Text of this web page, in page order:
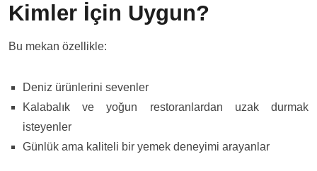
Kimler İçin Uygun?
Bu mekan özellikle:
Deniz ürünlerini sevenler
Kalabalık ve yoğun restoranlardan uzak durmak
isteyenler
Günlük ama kaliteli bir yemek deneyimi arayanlar